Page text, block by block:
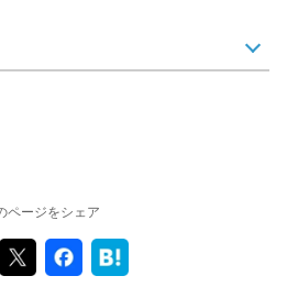
ページをシェア